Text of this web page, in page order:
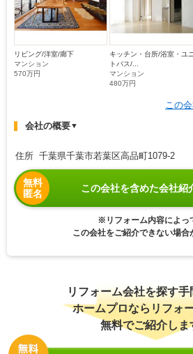
リビング/洋室/廊下
マンション
570万円
キッチン・台所/浴室・ユ
トバス/...
マンション
480万円
この
会社の概要▼
住所 千葉県千葉市若葉区高品町1079-2
無料
匿名
この会社を含めた会社紹
※リフォーム内容によっ
この会社をご紹介できない場合
リフォーム会社を探す手
ホームプロならリフォ
無料でご紹介しま